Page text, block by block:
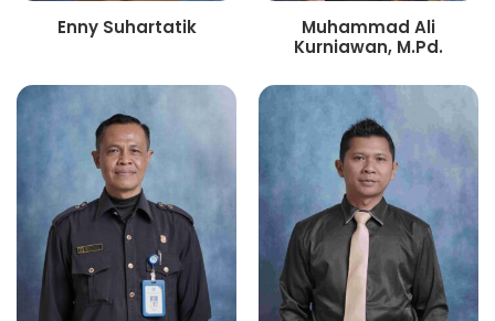
Enny Suhartatik
Muhammad Ali
Kurniawan, M.Pd.